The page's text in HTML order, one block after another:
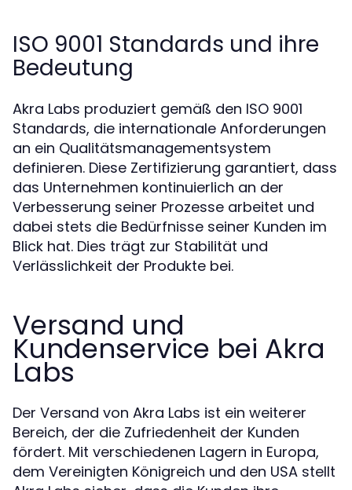
ISO 9001 Standards und ihre
Bedeutung
Akra Labs produziert gemäß den ISO 9001
Standards, die internationale Anforderungen
an ein Qualitätsmanagementsystem
definieren. Diese Zertifizierung garantiert, dass
das Unternehmen kontinuierlich an der
Verbesserung seiner Prozesse arbeitet und
dabei stets die Bedürfnisse seiner Kunden im
Blick hat. Dies trägt zur Stabilität und
Verlässlichkeit der Produkte bei.
Versand und
Kundenservice bei Akra
Labs
Der Versand von Akra Labs ist ein weiterer
Bereich, der die Zufriedenheit der Kunden
fördert. Mit verschiedenen Lagern in Europa,
dem Vereinigten Königreich und den USA stellt